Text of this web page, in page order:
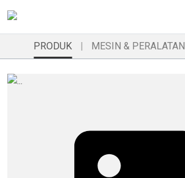
PRODUK MESIN & PERALATAN